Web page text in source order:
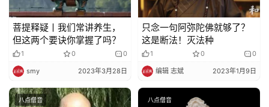
菩提释疑丨我们常讲养生，
但这两个要诀你掌握了吗？
1 0 0
smy 2023年3月28日
只念一句阿弥陀佛就够了？
这是断法！灭法种
1 0 0
编辑 志斌 2023年1月9日
八点僧音 八点僧音